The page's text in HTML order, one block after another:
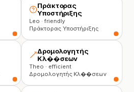
Πράκτορας
Υποστήριξης
Leo · friendly
Πράκτορας Υποστήριξης
Δρομολογητής
Κλ��σεων
Theo · efficient
Δρομολογητής Κλ��σεων